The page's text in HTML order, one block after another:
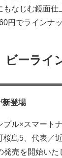
なじむ鏡面仕
円でラインナ
ビーライ
新登場
ル×スマート
島5、代表／
売を開始いた